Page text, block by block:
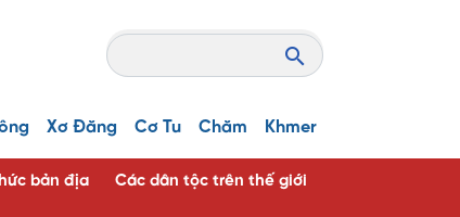
Xơ Đăng Cơ Tu Chăm Khmer
bản địa Các dân tộc trên thế giới